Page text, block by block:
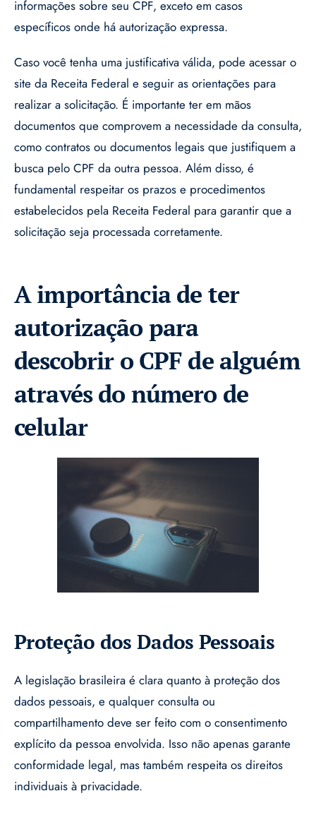
informações sobre seu CPF, exceto em casos
específicos onde há autorização expressa.
Caso você tenha uma justificativa válida, pode acessar o
site da Receita Federal e seguir as orientações para
realizar a solicitação. É importante ter em mãos
documentos que comprovem a necessidade da consulta,
como contratos ou documentos legais que justifiquem a
busca pelo CPF da outra pessoa. Além disso, é
fundamental respeitar os prazos e procedimentos
estabelecidos pela Receita Federal para garantir que a
solicitação seja processada corretamente.
A importância de ter
autorização para
descobrir o CPF de alguém
através do número de
celular
Proteção dos Dados Pessoais
A legislação brasileira é clara quanto à proteção dos
dados pessoais, e qualquer consulta ou
compartilhamento deve ser feito com o consentimento
explícito da pessoa envolvida. Isso não apenas garante
conformidade legal, mas também respeita os direitos
individuais à privacidade.